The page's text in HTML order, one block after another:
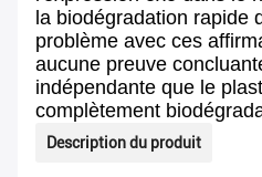
la biodégradation rapide
problème avec ces
aucune preuve
indépendante que le
complètement
Description du produit